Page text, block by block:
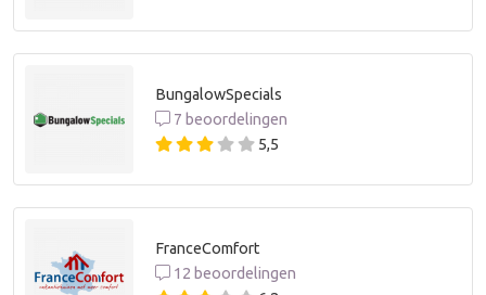
BungalowSpecials
7 beoordelingen
5,5
FranceComfort
12 beoordelingen